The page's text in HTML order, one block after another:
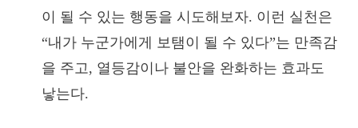
이 될 수 있는 행동을 시도해보자. 이런 실천은
“내가 누군가에게 보탬이 될 수 있다”는 만족감
을 주고, 열등감이나 불안을 완화하는 효과도
낳는다.